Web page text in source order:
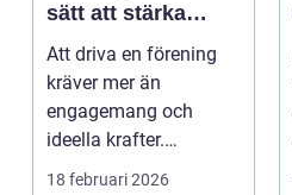
sätt att stärka
kassan utan
krångel
Att driva en förening
kräver mer än
engagemang och
ideella krafter.
Träningshallar ska
18 februari 2026